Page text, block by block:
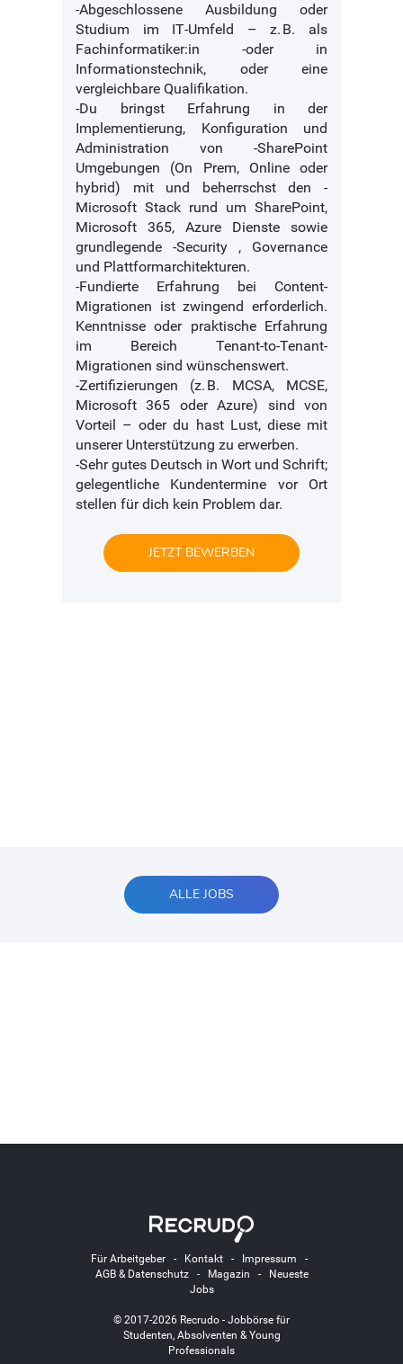
-Abgeschlossene Ausbildung oder
Studium im IT‑Umfeld – z. B. als
Fachinformatiker:in -oder in
Informationstechnik, oder eine
vergleichbare Qualifikation.
-Du bringst Erfahrung in der
Implementierung, Konfiguration und
Administration von -SharePoint
Umgebungen (On Prem, Online oder
hybrid) mit und beherrschst den -
Microsoft Stack rund um SharePoint,
Microsoft 365, Azure Dienste sowie
grundlegende -Security , Governance
und Plattformarchitekturen.
-Fundierte Erfahrung bei Content-
Migrationen ist zwingend erforderlich.
Kenntnisse oder praktische Erfahrung
im Bereich Tenant-to-Tenant-
Migrationen sind wünschenswert.
-Zertifizierungen (z. B. MCSA, MCSE,
Microsoft 365 oder Azure) sind von
Vorteil – oder du hast Lust, diese mit
unserer Unterstützung zu erwerben.
-Sehr gutes Deutsch in Wort und Schrift;
gelegentliche Kundentermine vor Ort
stellen für dich kein Problem dar.
JETZT BEWERBEN
ALLE JOBS
Für Arbeitgeber- Kontakt- Impressum -
AGB & Datenschutz- Magazin -
Neueste
Jobs
© 2017-2026 Recrudo - Jobbörse für
Studenten, Absolventen & Young
Professionals